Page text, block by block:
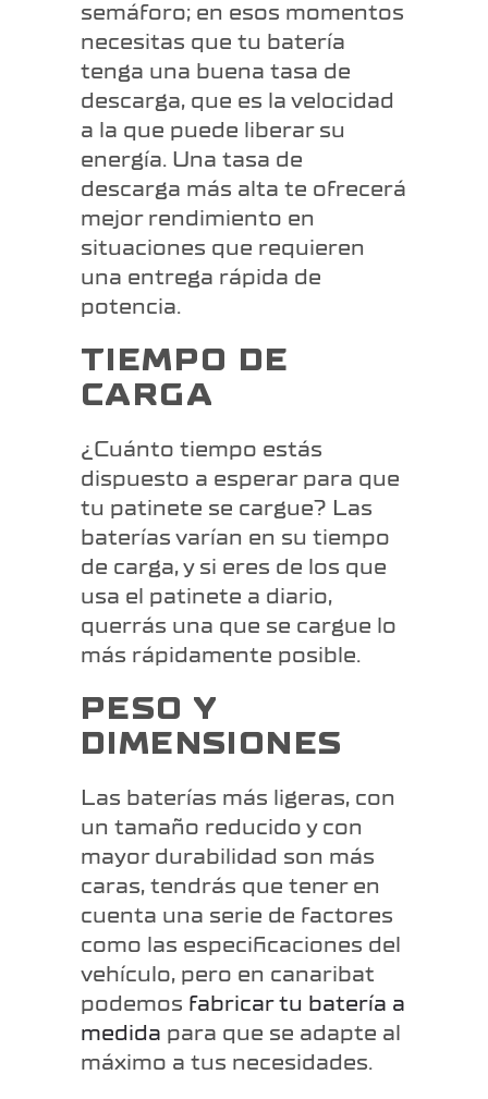
semáforo; en esos momentos
necesitas que tu batería
tenga una buena tasa de
descarga, que es la velocidad
a la que puede liberar su
energía. Una tasa de
descarga más alta te ofrecerá
mejor rendimiento en
situaciones que requieren
una entrega rápida de
potencia.
TIEMPO DE
CARGA
¿Cuánto tiempo estás
dispuesto a esperar para que
tu patinete se cargue? Las
baterías varían en su tiempo
de carga, y si eres de los que
usa el patinete a diario,
querrás una que se cargue lo
más rápidamente posible.
PESO Y
DIMENSIONES
Las baterías más ligeras, con
un tamaño reducido y con
mayor durabilidad son más
caras, tendrás que tener en
cuenta una serie de factores
como las especificaciones del
vehículo, pero en canaribat
podemos fabricar tu batería a
medida para que se adapte al
máximo a tus necesidades.